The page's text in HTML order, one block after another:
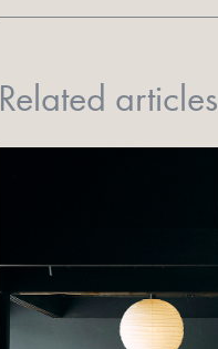
Related articles